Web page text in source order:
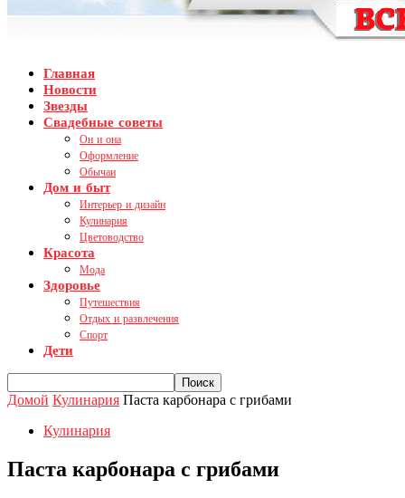
Главная
Новости
Звезды
Свадебные советы
Он и она
Оформление
Обычаи
Дом и быт
Интерьер и дизайн
Кулинария
Цветоводство
Красота
Мода
Здоровье
Путешествия
Отдых и развлечения
Спорт
Дети
Домой Кулинария Паста карбонара с грибами
Кулинария
Паста карбонара с грибами